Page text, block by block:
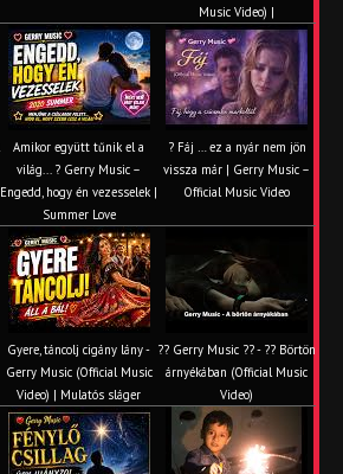
Music Video) |
Amikor együtt tűnik el a
világ... ? Gerry Music –
Engedd, hogy én vezesselek |
Summer Love
? Fáj … ez a nyár nem jön
vissza már | Gerry Music –
Official Music Video
Gyere, táncolj cigány lány -
Gerry Music (Official Music
Video) | Mulatós sláger
?? Gerry Music ?? - ?? Börtön
árnyékában (Official Music
Video)